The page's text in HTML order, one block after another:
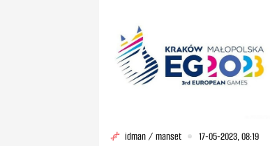
idman / manset
17-05-2023, 08:19